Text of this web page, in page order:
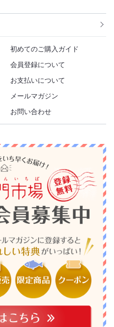
初めてのご購入ガイド
会員登録について
お支払いについて
メールマガジン
お問い合わせ